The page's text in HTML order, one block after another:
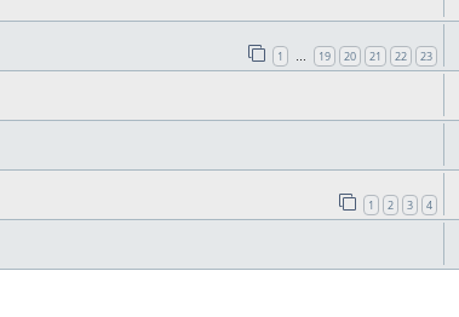
1 … 19 20 21 22 23
1 2 3 4